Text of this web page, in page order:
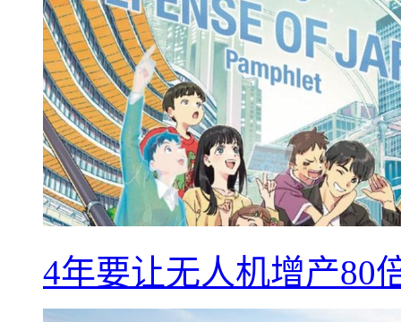
4年要让无人机增产80